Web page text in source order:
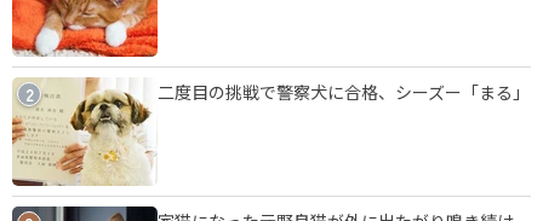
2 二度目の挑戦で警察犬に合格、シーズー「まる」